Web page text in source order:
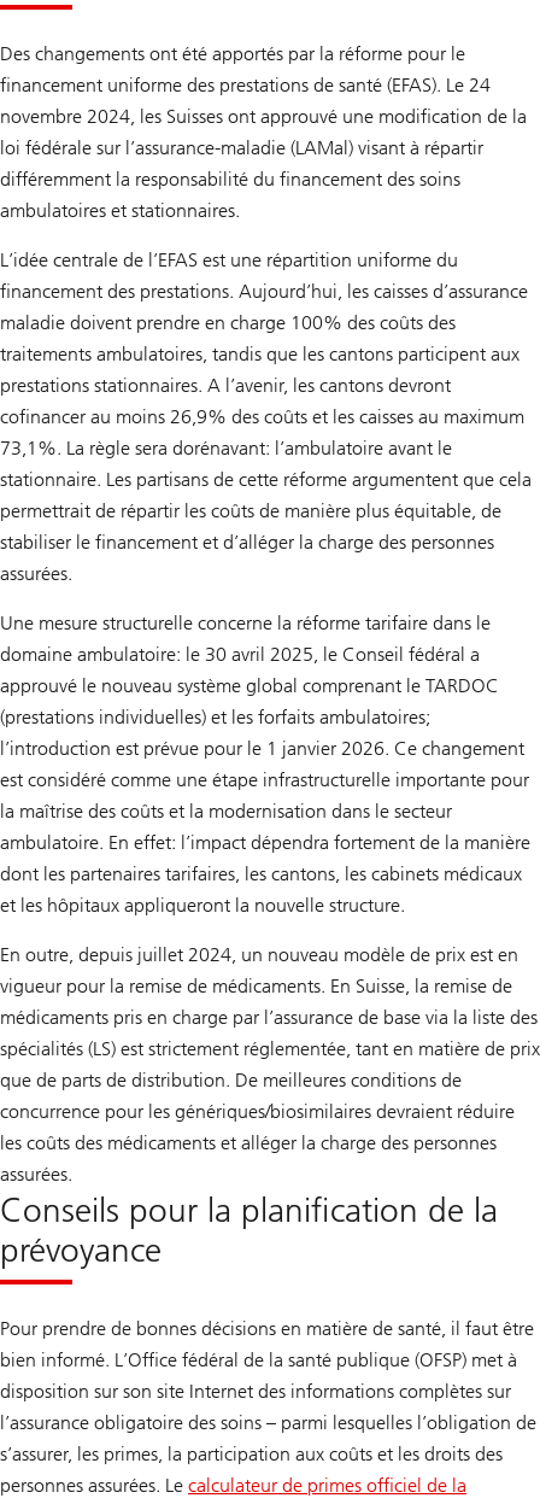
Des changements ont été apportés par la réforme pour le
financement uniforme des prestations de santé (EFAS). Le 24
novembre 2024, les Suisses ont approuvé une modification de la
loi fédérale sur l’assurance-maladie (LAMal) visant à répartir
différemment la responsabilité du financement des soins
ambulatoires et stationnaires.
L’idée centrale de l’EFAS est une répartition uniforme du
financement des prestations. Aujourd’hui, les caisses d’assurance
maladie doivent prendre en charge 100% des coûts des
traitements ambulatoires, tandis que les cantons participent aux
prestations stationnaires. A l’avenir, les cantons devront
cofinancer au moins 26,9% des coûts et les caisses au maximum
73,1%. La règle sera dorénavant: l’ambulatoire avant le
stationnaire. Les partisans de cette réforme argumentent que cela
permettrait de répartir les coûts de manière plus équitable, de
stabiliser le financement et d’alléger la charge des personnes
assurées.
Une mesure structurelle concerne la réforme tarifaire dans le
domaine ambulatoire: le 30 avril 2025, le Conseil fédéral a
approuvé le nouveau système global comprenant le TARDOC
(prestations individuelles) et les forfaits ambulatoires;
l’introduction est prévue pour le 1 janvier 2026. Ce changement
est considéré comme une étape infrastructurelle importante pour
la maîtrise des coûts et la modernisation dans le secteur
ambulatoire. En effet: l’impact dépendra fortement de la manière
dont les partenaires tarifaires, les cantons, les cabinets médicaux
et les hôpitaux appliqueront la nouvelle structure.
En outre, depuis juillet 2024, un nouveau modèle de prix est en
vigueur pour la remise de médicaments. En Suisse, la remise de
médicaments pris en charge par l’assurance de base via la liste des
spécialités (LS) est strictement réglementée, tant en matière de prix
que de parts de distribution. De meilleures conditions de
concurrence pour les génériques/biosimilaires devraient réduire
les coûts des médicaments et alléger la charge des personnes
assurées.
Conseils pour la planification de la
prévoyance
Pour prendre de bonnes décisions en matière de santé, il faut être
bien informé. L’Office fédéral de la santé publique (OFSP) met à
disposition sur son site Internet des informations complètes sur
l’assurance obligatoire des soins – parmi lesquelles l’obligation de
s’assurer, les primes, la participation aux coûts et les droits des
personnes assurées. Le calculateur de primes officiel de la